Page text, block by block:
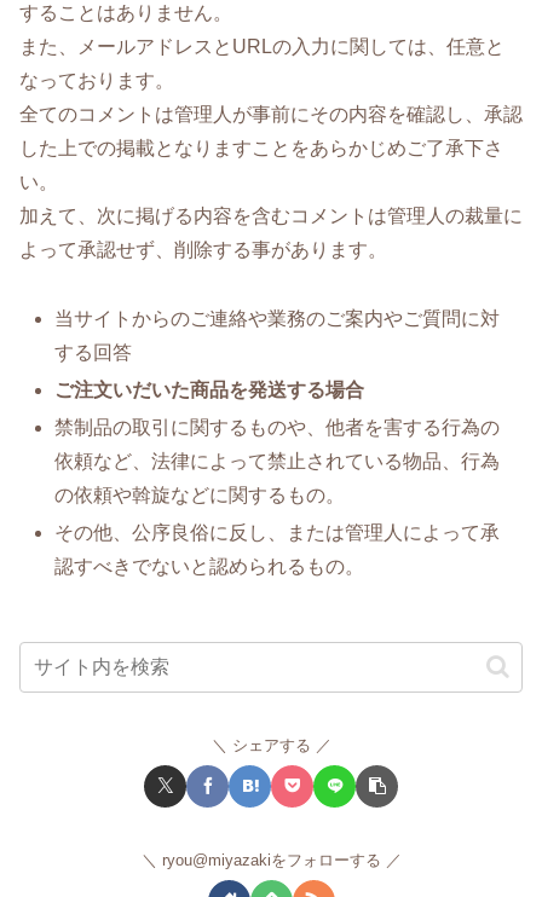
することはありません。
また、メールアドレスとURLの入力に関しては、任意と
なっております。
全てのコメントは管理人が事前にその内容を確認し、承認
した上での掲載となりますことをあらかじめご了承下さ
い。
加えて、次に掲げる内容を含むコメントは管理人の裁量に
よって承認せず、削除する事があります。
当サイトからのご連絡や業務のご案内やご質問に対
する回答
ご注文いだいた商品を発送する場合
禁制品の取引に関するものや、他者を害する行為の
依頼など、法律によって禁止されている物品、行為
の依頼や斡旋などに関するもの。
その他、公序良俗に反し、または管理人によって承
認すべきでないと認められるもの。
シェアする
ryou@miyazakiをフォローする